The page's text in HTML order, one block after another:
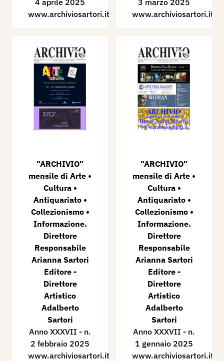
4 aprile 2025
www.archiviosartori.it
3 marzo 2025
www.archiviosartori.it
"ARCHIVIO"
mensile di Arte •
Cultura •
Antiquariato •
Collezionismo •
Informazione.
Direttore
Responsabile
Arianna Sartori
Editore -
Direttore
Artistico
Adalberto
Sartori
Anno XXXVII - n.
2 febbraio 2025
www.archiviosartori.it
"ARCHIVIO"
mensile di Arte •
Cultura •
Antiquariato •
Collezionismo •
Informazione.
Direttore
Responsabile
Arianna Sartori
Editore -
Direttore
Artistico
Adalberto
Sartori
Anno XXXVII - n.
1 gennaio 2025
www.archiviosartori.it